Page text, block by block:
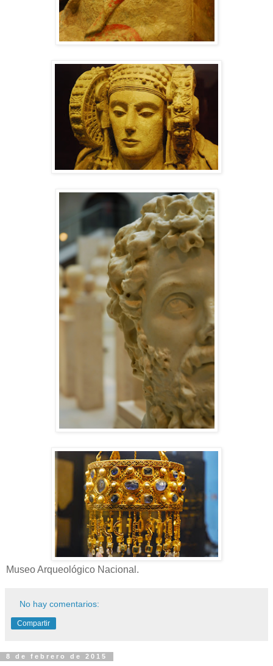
Museo Arqueológico Nacional.
No hay comentarios:
Compartir
8 de febrero de 2015